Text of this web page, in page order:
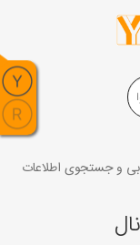
و جستجوی اطلاعات